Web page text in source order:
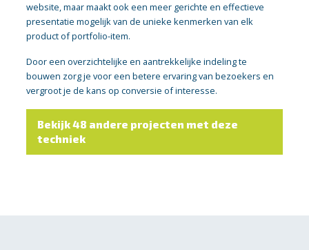
website, maar maakt ook een meer gerichte en effectieve
presentatie mogelijk van de unieke kenmerken van elk
product of portfolio-item.
Door een overzichtelijke en aantrekkelijke indeling te
bouwen zorg je voor een betere ervaring van bezoekers en
vergroot je de kans op conversie of interesse.
Bekijk 48 andere projecten met deze
techniek